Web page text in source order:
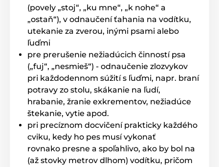
Produkt je zaradený v kategóriách
Príslušenstvo výcvikové obojky
Vysielačky
Vysielačky pre elektronické obojky Canicom
Num´Axes
(povely „stoj“, „ku mne“, „k nohe“ a
„ostaň“), v odnaučení ťahania na vodítku,
utekanie za zverou, inými psami alebo
ľuďmi
pre prerušenie nežiadúcich činností psa
(„fuj“, „nesmieš“) - odnaučenie zlozvykov
pri každodennom súžití s ľuďmi, napr. braní
potravy zo stolu, skákanie na ľudí,
hrabanie, žranie exkrementov, nežiadúce
štekanie, vytie apod.
pri precíznom docvičení prakticky každého
cviku, kedy ho pes musí vykonať
rovnako presne a spoľahlivo, ako by bol na
(až stovky metrov dlhom) vodítku, pričom